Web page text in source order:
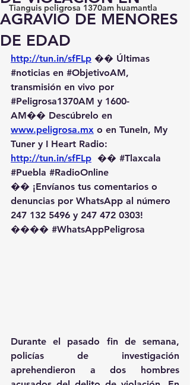
Tianguis peligrosa 1370am huamantla
AGRAVIO DE MENORES
DE EDAD
http://tun.in/sfFLp �� Últimas
#noticias en #ObjetivoAM,
transmisión en vivo por
#Peligrosa1370AM y 1600-
AM��️ Descúbrelo en
www.peligrosa.mx o en TuneIn, My
Tuner y I Heart Radio:
http://tun.in/sfFLp �� #Tlaxcala
#Puebla #RadioOnline
�� ¡Envíanos tus comentarios o
denuncias por WhatsApp al número
247 132 5496 y 247 472 0303!
��️�� #WhatsAppPeligrosa
Durante el pasado fin de semana,
policías de investigación
aprehendieron a dos hombres